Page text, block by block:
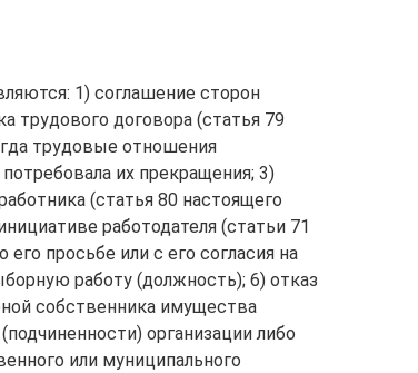
1) соглашение сторон
трудового договора (статья 79
трудовые отношения
их прекращения; 3)
(статья 80 настоящего
работодателя (статьи 71
просьбе или с его согласия на
работу (должность); 6) отказ
собственника имущества
организации либо
или муниципального